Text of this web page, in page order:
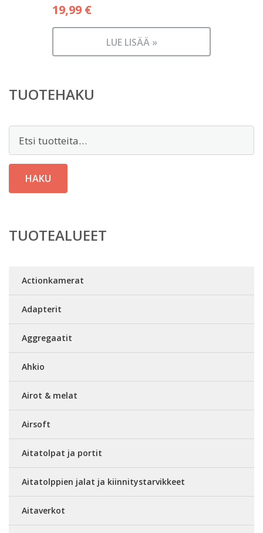
19,99 €
LUE LISÄÄ »
TUOTEHAKU
HAKU
TUOTEALUEET
Actionkamerat
Adapterit
Aggregaatit
Ahkio
Airot & melat
Airsoft
Aitatolpat ja portit
Aitatolppien jalat ja kiinnitystarvikkeet
Aitaverkot